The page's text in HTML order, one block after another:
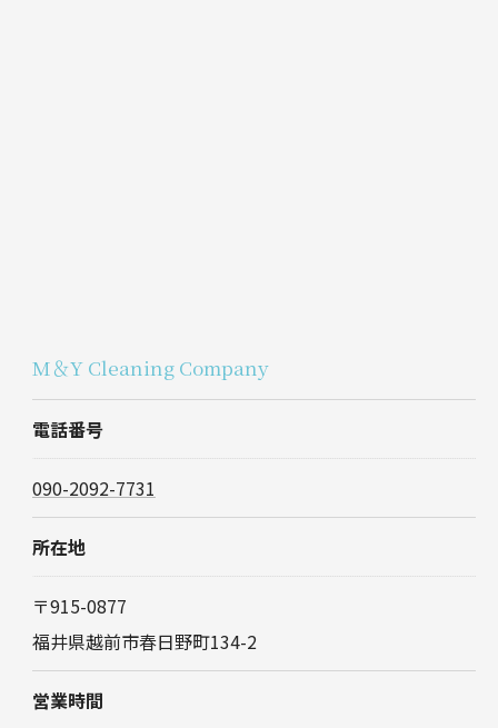
M＆Y Cleaning Company
電話番号
090-2092-7731
所在地
〒915-0877
福井県越前市春日野町134-2
営業時間